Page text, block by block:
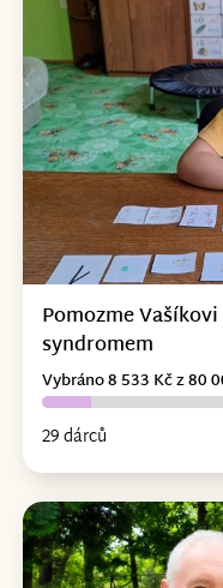
Pomozme
syndromem
29 dárců
Vybráno 8 533 Kč z 80